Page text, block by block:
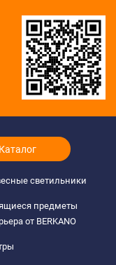
Каталог
светильники
предметы
от BERKANO